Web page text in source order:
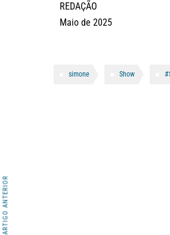
REDAÇÃO
Maio de 2025
simone Show
ARTIGO ANTERIOR